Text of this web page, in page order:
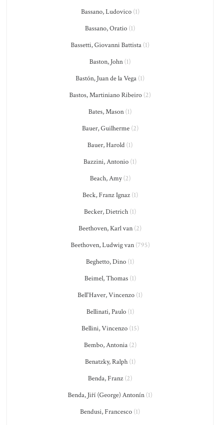
Bassano, Ludovico(1)
Bassano, Oratio (1)
Bassetti, Giovanni Battista (1)
Baston, John (1)
Bastón, Juan de la Vega (1)
Bastos, Martiniano Ribeiro (2)
Bates, Mason (1)
Bauer, Guilherme(2)
Bauer, Harold (1)
Bazzini, Antonio (1)
Beach, Amy(2)
Beck, Franz Ignaz(1)
Becker, Dietrich (1)
Beethoven, Karl van (2)
Beethoven, Ludwig van(795)
Beghetto, Dino (1)
Beimel, Thomas(1)
Bell'Haver, Vincenzo (1)
Bellinati, Paulo(1)
Bellini, Vincenzo(15)
Bembo, Antonia(2)
Benatzky, Ralph(1)
Benda, Franz (2)
Benda, Jiří (George) Antonín (1)
Bendusi, Francesco (1)